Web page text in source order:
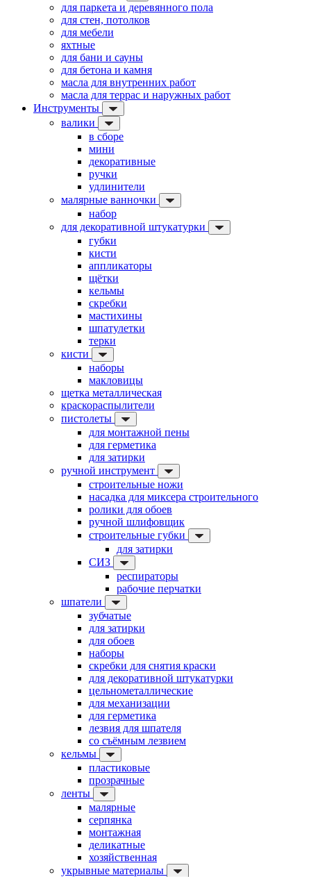
для паркета и деревянного пола
для стен, потолков
для мебели
яхтные
для бани и сауны
для бетона и камня
масла для внутренних работ
масла для террас и наружных работ
Инструменты
валики
в сборе
мини
декоративные
ручки
удлинители
малярные ванночки
набор
для декоративной штукатурки
губки
кисти
аппликаторы
щётки
кельмы
скребки
мастихины
шпатулетки
терки
кисти
наборы
макловицы
щетка металлическая
краскораспылители
пистолеты
для монтажной пены
для герметика
для затирки
ручной инструмент
строительные ножи
насадка для миксера строительного
ролики для обоев
ручной шлифовщик
строительные губки
для затирки
СИЗ
респираторы
рабочие перчатки
шпатели
зубчатые
для затирки
для обоев
наборы
скребки для снятия краски
для декоративной штукатурки
цельнометаллические
для механизации
для герметика
лезвия для шпателя
со съёмным лезвием
кельмы
пластиковые
прозрачные
ленты
малярные
серпянка
монтажная
деликатные
хозяйственная
укрывные материалы